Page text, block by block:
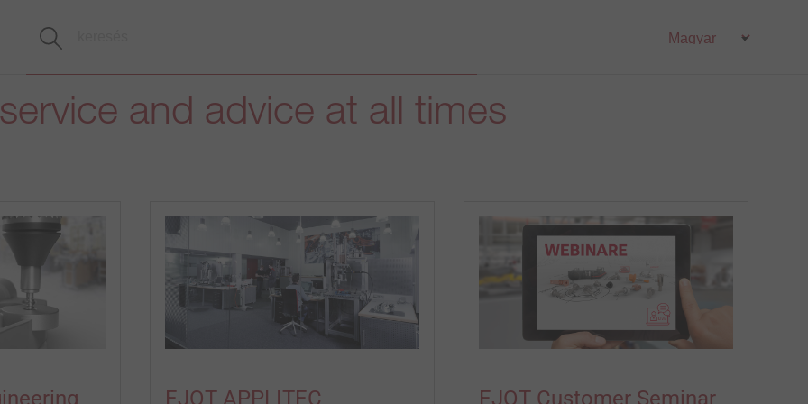
and advice at all times
EJOT APPLITEC
EJOT Customer Seminar